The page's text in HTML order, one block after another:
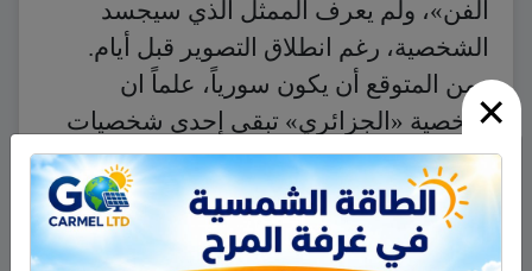
×
الفن»، ولم يعرف الممثل الذي سيجسد
الشخصية، رغم انطلاق التصوير قبل أيام.
ومن المتوقع أن يكون سورياً، علماً ان
شخصية «الجزائري» تبقى إحدى شخصيات
العمل ضمن السياق العام، ولا يتمحور
المسلسل من حولها، كما هو الأمر في
المسلسلات الثلاثة السابقة.